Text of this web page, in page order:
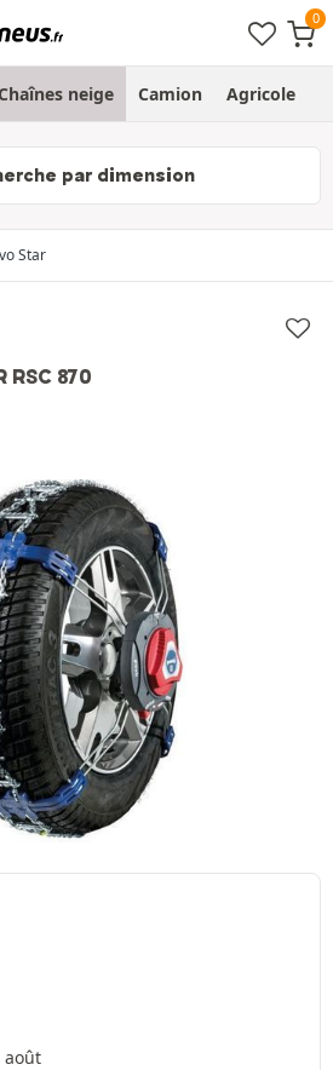
Chaînes neige Camion Agricole
par dimension
Star
RSC 870
août